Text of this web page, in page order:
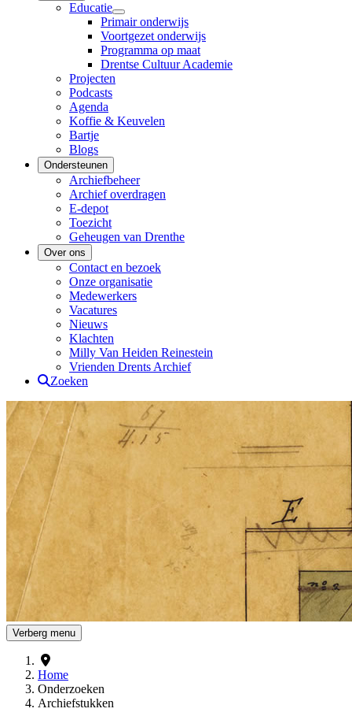
Educatie
Primair onderwijs
Voortgezet onderwijs
Programma op maat
Drentse Cultuur Academie
Projecten
Podcasts
Agenda
Koffie & Keuvelen
Bartje
Blogs
Ondersteunen
Archiefbeheer
Archief overdragen
E-depot
Toezicht
Geheugen van Drenthe
Over ons
Contact en bezoek
Onze organisatie
Medewerkers
Vacatures
Nieuws
Klachten
Milly Van Heiden Reinestein
Vrienden Drents Archief
Zoeken
Drents Archief
Verberg menu
Home
Onderzoeken
Archiefstukken